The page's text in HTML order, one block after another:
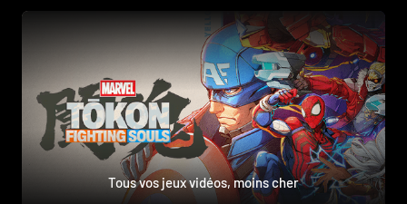
Tous vos jeux vidéos, moins cher